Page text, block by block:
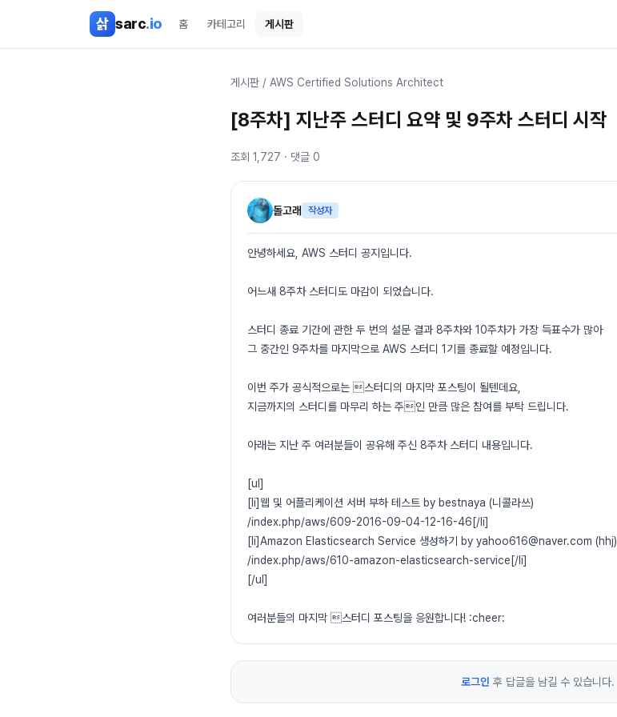
삵 sarc.io 홈 카테고리 게시판
게시판 / AWS Certified Solutions Architect
[8주차] 지난주 스터디 요약 및 9주차 스터디 시작
조회 1,727 · 댓글 0
돌고래 작성자
안녕하세요, AWS 스터디 공지입니다.
어느새 8주차 스터디도 마감이 되었습니다.
스터디 종료 기간에 관한 두 번의 설문 결과 8주차와 10주차가 가장 득표수가 많아
그 중간인 9주차를 마지막으로 AWS 스터디 1기를 종료할 예정입니다.
이번 주가 공식적으로는 스터디의 마지막 포스팅이 될텐데요,
지금까지의 스터디를 마무리 하는 주인 만큼 많은 참여를 부탁 드립니다.
아래는 지난 주 여러분들이 공유해 주신 8주차 스터디 내용입니다.
[ul]
[li]웹 및 어플리케이션 서버 부하 테스트 by bestnaya (니콜라쓰)
/index.php/aws/609-2016-09-04-12-16-46[/li]
[li]Amazon Elasticsearch Service 생성하기 by yahoo616@naver.com (hhj)
/index.php/aws/610-amazon-elasticsearch-service[/li]
[/ul]
여러분들의 마지막 스터디 포스팅을 응원합니다! :cheer:
로그인 후 답글을 남길 수 있습니다.